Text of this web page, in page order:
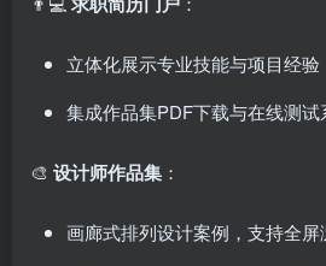
立体化展示专业技能与项目经验
集成作品集PDF下载与在线测试
🎨 ​ 设计师作品集 ：
画廊式排列设计案例，支持全屏